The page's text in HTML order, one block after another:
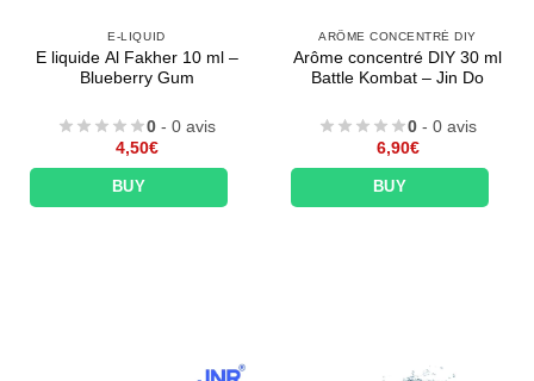
E-LIQUID
E liquide Al Fakher 10 ml –
Blueberry Gum
0 - 0 avis
4,50€
BUY
ARÔME CONCENTRÉ DIY
Arôme concentré DIY 30 ml
Battle Kombat – Jin Do
0 - 0 avis
6,90€
BUY